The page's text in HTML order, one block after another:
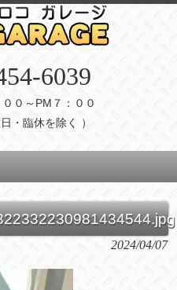
6039
０～PM７：００
・臨休を除く ）
2024/04/07